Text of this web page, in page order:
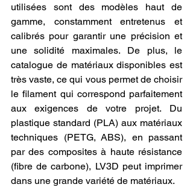
utilisées sont des modèles haut de
gamme, constamment entretenus et
calibrés pour garantir une précision et
une solidité maximales. De plus, le
catalogue de matériaux disponibles est
très vaste, ce qui vous permet de choisir
le filament qui correspond parfaitement
aux exigences de votre projet. Du
plastique standard (PLA) aux matériaux
techniques (PETG, ABS), en passant
par des composites à haute résistance
(fibre de carbone), LV3D peut imprimer
dans une grande variété de matériaux.